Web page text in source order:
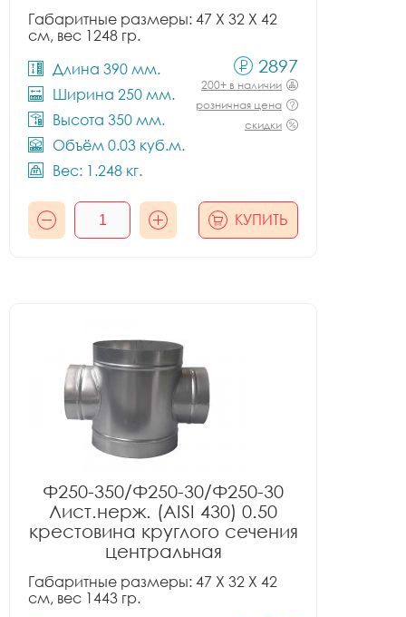
Габаритные размеры: 47 X 32 X 42
см, вес 1248 гр.
Длина 390 мм.
Ширина 250 мм.
Высота 350 мм.
Объём 0.03 куб.м.
Вес: 1.248 кг.
2897
200+ в наличии
розничная цена
скидки
КУПИТЬ
Ф250-350/Ф250-30/Ф250-30
Лист.нерж. (AISI 430) 0.50
крестовина круглого сечения
центральная
Габаритные размеры: 47 X 32 X 42
см, вес 1443 гр.